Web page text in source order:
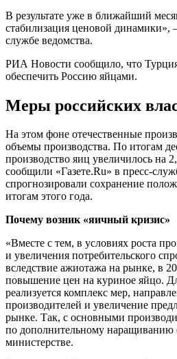
В результате уже в ближайший
стабилизация ценовой динамики»,
службе ведомства.
РИА Новости сообщило, что
обеспечить Россию яйцами.
Меры российских
На этом фоне отечественные
объемы производства. По итогам
производство яиц увеличилось на
сообщили «Газете.Ru» в пресс-
спрогнозировали сохранение
итогам этого года.
Почему возник «яичный кризис»
«Вместе с тем, в условиях роста
и увеличения потребительского
вследствие ажиотажа на рынке, в
повышение цен на куриное яйцо.
реализуется комплекс мер,
производителей и увеличение
рынке. Так, с основными
по дополнительному
министерстве.